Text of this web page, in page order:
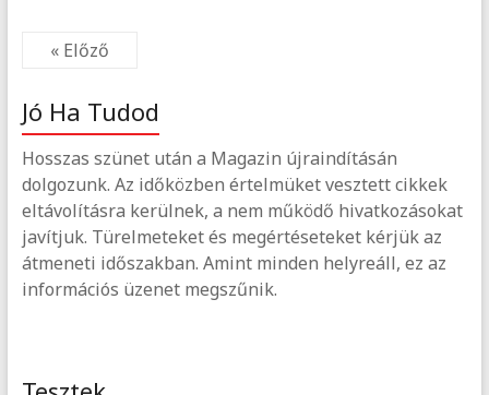
« Előző
Jó Ha Tudod
Hosszas szünet után a Magazin újraindításán
dolgozunk. Az időközben értelmüket vesztett cikkek
eltávolításra kerülnek, a nem működő hivatkozásokat
javítjuk. Türelmeteket és megértéseteket kérjük az
átmeneti időszakban. Amint minden helyreáll, ez az
információs üzenet megszűnik.